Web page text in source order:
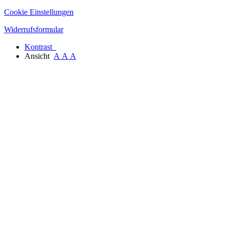
Cookie Einstellungen
Widerrufsformular
Kontrast
Ansicht A A A